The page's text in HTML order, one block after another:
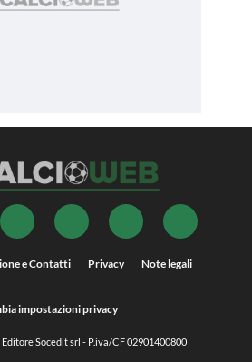
e Contatti Privacy Note legali
impostazioni privacy
Socedit srl - P.iva/CF 02901400800